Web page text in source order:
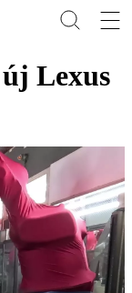
Lexus